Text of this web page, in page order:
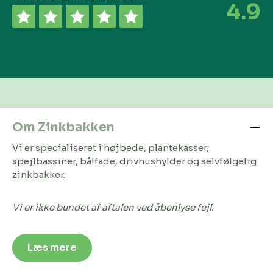
4.9
Om Zinkbakken
Vi er specialiseret i højbede, plantekasser,
spejlbassiner, bålfade, drivhushylder og selvfølgelig
zinkbakker.
Vi er ikke bundet af aftalen ved åbenlyse fejl.
Læs mere